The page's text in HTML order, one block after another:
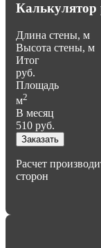
Калькулятор
Длина стены, м
Высота стены, м
Итог
руб.
Площадь
м2
В месяц
510 руб.
Заказать
Расчет
сторон